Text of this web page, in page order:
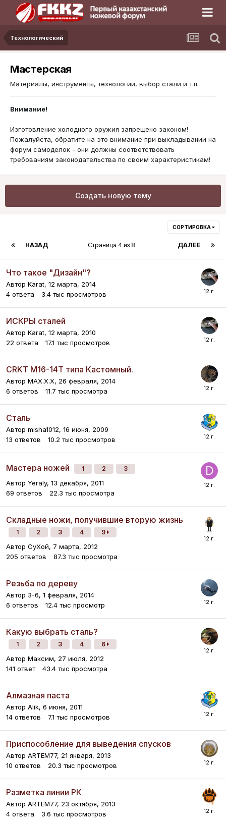
Технологический
Мастерская
Материалы, инструменты, технологии, выбор стали и т.п.
Внимание!
Изготовление холодного оружия запрещено законом!
Пожалуйста, обратите на это внимание при выкладывании на
форум самоделок - они должны соответствовать
требованиям законодательства по своим характеристикам!
Создать новую тему
СОРТИРОВКА
НАЗАД ДАЛЕЕ
Страница 4 из 8
Что такое "Дизайн"?
Автор Karat, 12 марта, 2014
4 ответа 3.4 тыс просмотров
ИСКРЫ сталей
Автор Karat, 12 марта, 2010
22 ответа 17.1 тыс просмотров
CRKT M16-14T типа Кастомный.
Автор MAX.X.X, 26 февраля, 2014
6 ответов 11.7 тыс просмотра
Cталь
Автор misha1012, 16 июня, 2009
13 ответов 10.2 тыс просмотров
Мастера ножей 1 2 3
Автор Yeraly, 13 декабря, 2011
69 ответов 22.3 тыс просмотра
Складные ножи, получившие вторую жизнь
1 2 3 4 9
Автор СуХой, 7 марта, 2012
205 ответов 87.3 тыс просмотра
Резьба по дереву
Автор 3-6, 1 февраля, 2014
6 ответов 12.4 тыс просмотр
Какую выбрать сталь?
1 2 3 4 6
Автор Максим, 27 июля, 2012
141 ответ 43.4 тыс просмотра
Алмазная паста
Автор Alik, 6 июня, 2011
14 ответов 7.1 тыс просмотров
Приспособление для выведения спусков
Автор ARTEM77, 21 января, 2013
10 ответов 20.3 тыс просмотров
Разметка линии РК
Автор ARTEM77, 23 октября, 2013
4 ответа 3.6 тыс просмотров